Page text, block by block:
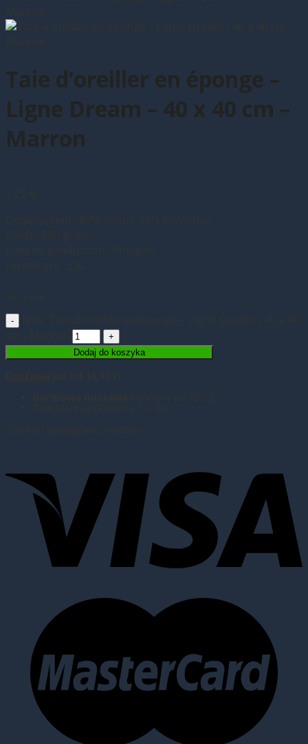
Taie d’oreiller en éponge –
Ligne Dream – 40 x 40 cm –
Marron
Dodaj do koszyka